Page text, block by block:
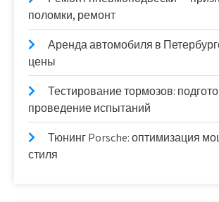
поломки, ремонт
Аренда автомобиля в
цены
Тестирование тормозов:
проведение испытаний
Тюнинг Porsche: оптимизация
стиля